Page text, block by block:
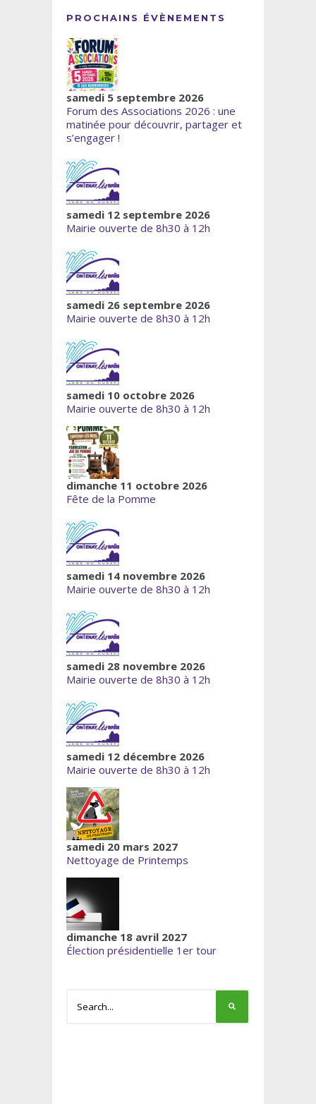
PROCHAINS ÉVÈNEMENTS
samedi 5 septembre 2026
Forum des Associations 2026 : une
matinée pour découvrir, partager et
s’engager !
samedi 12 septembre 2026
Mairie ouverte de 8h30 à 12h
samedi 26 septembre 2026
Mairie ouverte de 8h30 à 12h
samedi 10 octobre 2026
Mairie ouverte de 8h30 à 12h
dimanche 11 octobre 2026
Fête de la Pomme
samedi 14 novembre 2026
Mairie ouverte de 8h30 à 12h
samedi 28 novembre 2026
Mairie ouverte de 8h30 à 12h
samedi 12 décembre 2026
Mairie ouverte de 8h30 à 12h
samedi 20 mars 2027
Nettoyage de Printemps
dimanche 18 avril 2027
Élection présidentielle 1er tour